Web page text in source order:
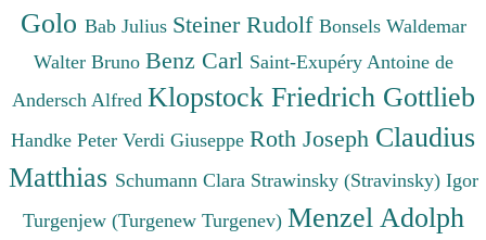
Golo Bab Julius Steiner Rudolf Bonsels Waldemar
Walter Bruno Benz Carl Saint-Exupéry Antoine de
Andersch Alfred Klopstock Friedrich Gottlieb
Handke Peter Verdi Giuseppe Roth Joseph Claudius
Matthias Schumann Clara Strawinsky (Stravinsky) Igor
Turgenjew (Turgenew Turgenev) Menzel Adolph